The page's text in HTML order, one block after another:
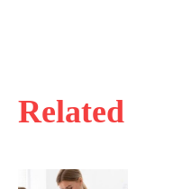
Related